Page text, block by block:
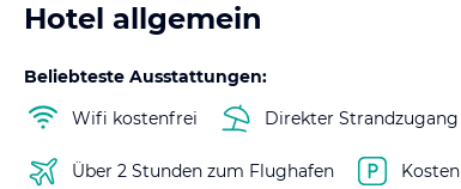
Hotel allgemein
Beliebteste Ausstattungen:
Wifi kostenfrei
Direkter Strandzugang
Über 2 Stunden zum Flughafen